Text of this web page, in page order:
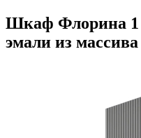
Шкаф Флорина
эмали из массива